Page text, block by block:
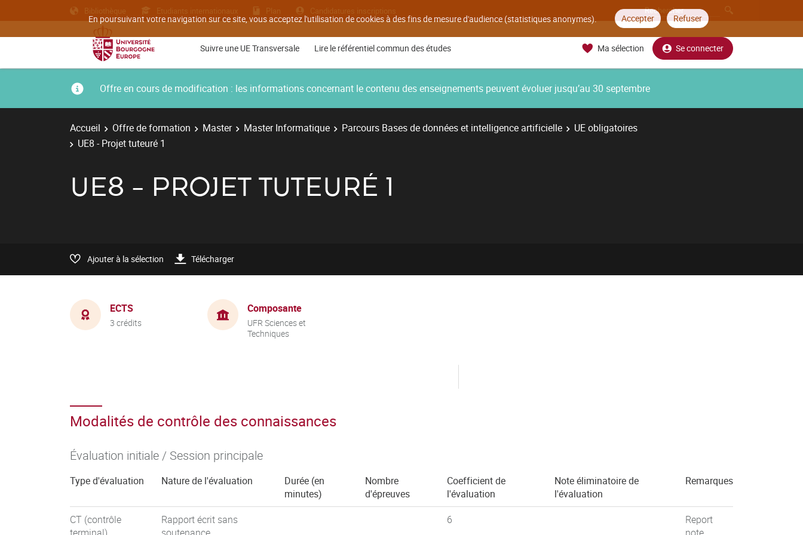
En poursuivant votre navigation sur ce site, vous acceptez l'utilisation de cookies à des fins de mesure d'audience (statistiques anonymes). Accepter Refuser
Bibliothèque Etudiants internationaux Plan Candidatures inscriptions
Suivre une UE Transversale Lire le référentiel commun des études Ma sélection Se connecter
Offre en cours de modification : les informations concernant le contenu des enseignements peuvent évoluer jusqu’au 30 septembre
Accueil Offre de formation Master Master Informatique Parcours Bases de données et intelligence artificielle
UE obligatoires
UE8 - Projet tuteuré 1
UE8 - PROJET TUTEURÉ 1
Ajouter à la sélection Télécharger
ECTS
3 crédits
Composante
UFR Sciences et
Techniques
Modalités de contrôle des connaissances
Évaluation initiale / Session principale
Type d'évaluation Nature de l'évaluation
Durée (en
minutes)
Nombre
d'épreuves
Coefficient de
l'évaluation
Note éliminatoire de
l'évaluation
Remarques
CT (contrôle
Rapport écrit sans
6
Report